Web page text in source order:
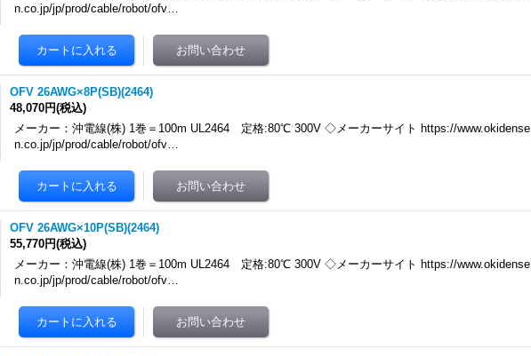
n.co.jp/jp/prod/cable/robot/ofv…
OFV 26AWG×8P(SB)(2464)
48,070円(税込)
メーカー：沖電線(株) 1巻＝100m UL2464 定格:80℃ 300V ◇メーカーサイト https://www.okidense
n.co.jp/jp/prod/cable/robot/ofv…
OFV 26AWG×10P(SB)(2464)
55,770円(税込)
メーカー：沖電線(株) 1巻＝100m UL2464 定格:80℃ 300V ◇メーカーサイト https://www.okidense
n.co.jp/jp/prod/cable/robot/ofv…